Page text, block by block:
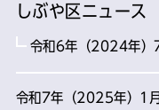
しぶや区ニュース
令和6年（2024年）
令和7年（2025年）1